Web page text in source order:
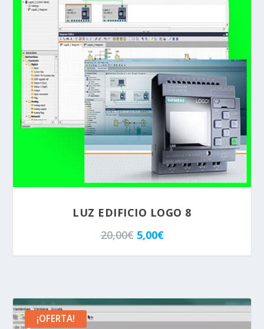
LUZ EDIFICIO LOGO 8
20,00€ E
l
e
c
5,00€E
l
e
c
¡OFERTA!